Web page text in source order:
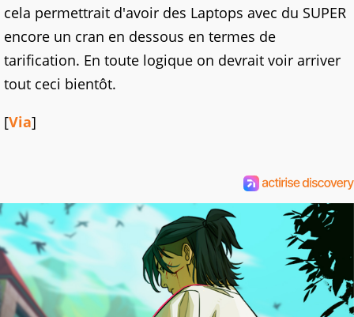
cela permettrait d'avoir des Laptops avec du SUPER
encore un cran en dessous en termes de
tarification. En toute logique on devrait voir arriver
tout ceci bientôt.
[Via]